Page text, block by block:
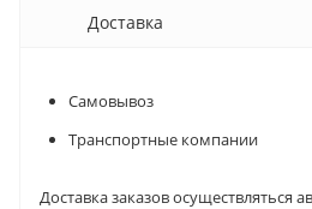
Доставка
Самовывоз
Транспортные компании
Доставка заказов осуществляться